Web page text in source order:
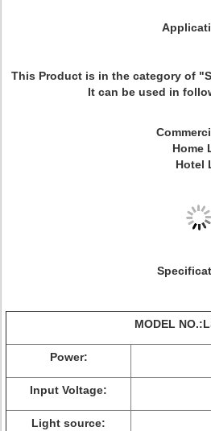
This Product is in the category of
It can be used in
Home
Hotel
MODEL
Power:
Input Voltage:
Light source: